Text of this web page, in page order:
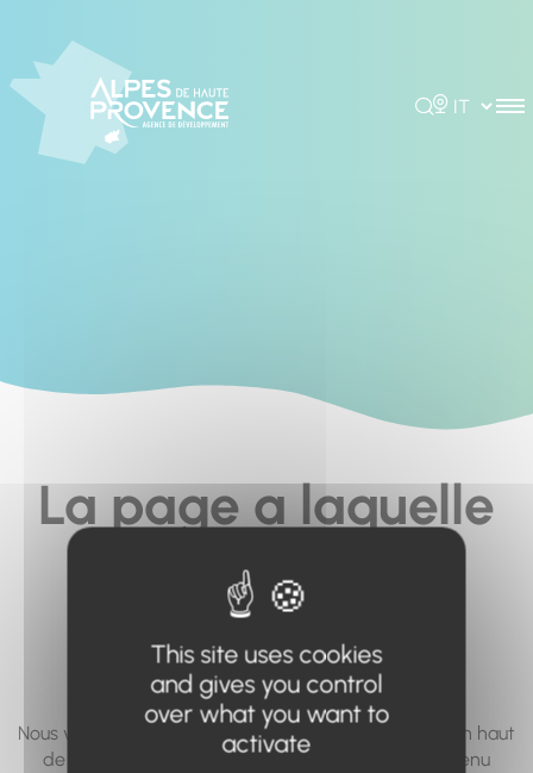
Rechercher
Choisir la
La page a laquelle
vous cherchez à
accéder n'existe
pas... ou plus.
Nous vous invitons à utiliser le moteur de recherche en haut
de page, ou à utiliser le menu pour trouver le contenu
This site uses cookies
and gives you control
over what you want to
activate